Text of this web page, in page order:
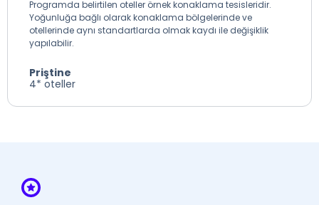
Programda belirtilen oteller örnek konaklama tesisleridir.
Yoğunluğa bağlı olarak konaklama bölgelerinde ve
otellerinde aynı standartlarda olmak kaydı ile değişiklik
yapılabilir.
Priştine
4* oteller